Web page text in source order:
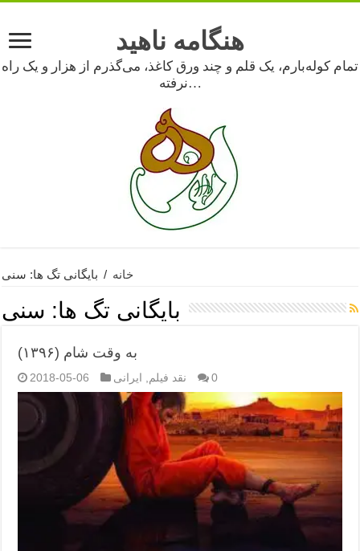
هنگامه ناهید
تمام کوله‌بارم، یک قلم و چند ورق کاغذ، می‌گذرم از هزار و یک راه
نرفته…
خانه / بایگانی تگ ها: سنی
بایگانی تگ ها: سنی
به وقت شام (۱۳۹۶)
2018-05-06 نقد فیلم ایرانی 0